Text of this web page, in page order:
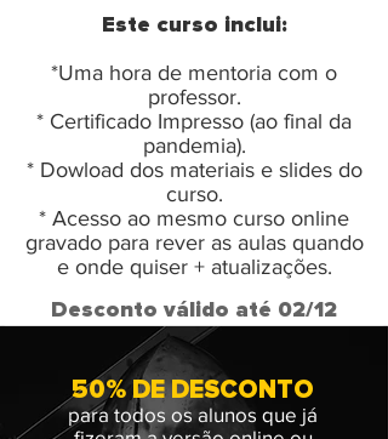
Este curso inclui:
*Uma hora de mentoria com o
professor.
* Certificado Impresso (ao final da
pandemia).
* Dowload dos materiais e slides do
curso.
* Acesso ao mesmo curso online
gravado para rever as aulas quando
e onde quiser + atualizações.
Desconto válido até 02/12
50% DE DESCONTO
para todos os alunos que já